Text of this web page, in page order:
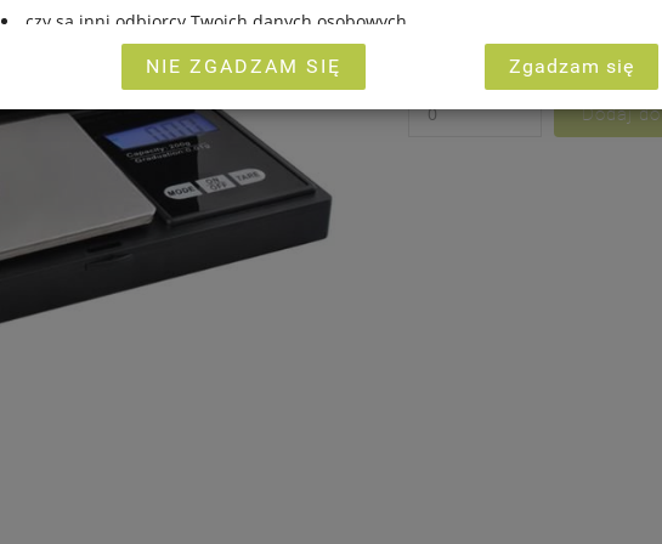
19,00 PLN
czy są inni odbiorcy Twoich danych osobowych,
jakie przysługują Ci uprawnienia.
wszelkich danych są ukierunkowane na zagwarantowanie Ci poczucia pełnego
oraz legalności przetwarzania na poziomie odpowiednim do obowiązującego w
ochrony danych osobowych, w tym Rozporządzenia Parlamentu Europejskiego i
z dnia 27 kwietnia 2016 r. w sprawie ochrony osób fizycznych w związku z
danych osobowych i w sprawie swobodnego przepływu takich danych oraz
95/46/WE – czyli tzw. RODO.
Informujemy też, że w ramach naszych serwisów mogą zostać zamieszczone
zewnętrzne linki umożliwiające bezpośrednie dotarcie do innych stron
podczas korzystania z naszych serwisów w urządzeniu końcowym Użytkownika
NIE ZGADZAM SIĘ Zgadzam się